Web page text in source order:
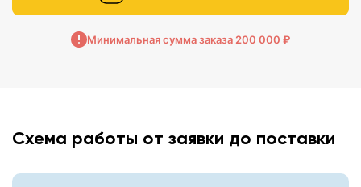
Минимальная сумма заказа 200 000 ₽
Схема работы от заявки до поставки